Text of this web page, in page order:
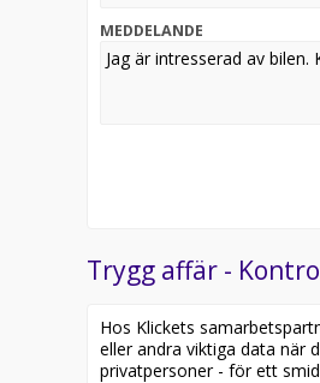
MEDDELANDE
Trygg affär -
Hos Klickets
eller andra viktiga data när
privatpersoner - för ett